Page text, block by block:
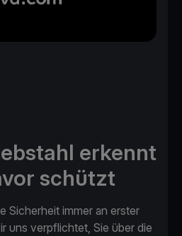
erkennt
schützt
Sicherheit immer an erster
uns verpflichtet, Sie über die